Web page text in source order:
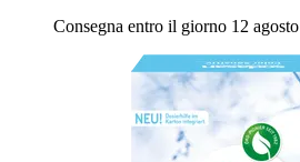
Consegna entro il giorno 12 agosto